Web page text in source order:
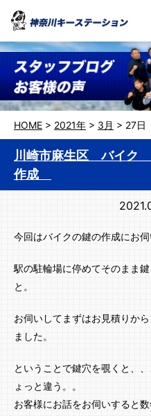
HOME > 2021年 > 3月 > 27日
川崎市麻生区 バイ
作成
今回はバイクの鍵の作成にお伺
駅の駐輪場に停めてそのまま
と。
お伺いしてまずはお見積りか
ました。
ということで鍵穴を覗くと、
ょっと違う。。
お客様にお話をお伺いすると